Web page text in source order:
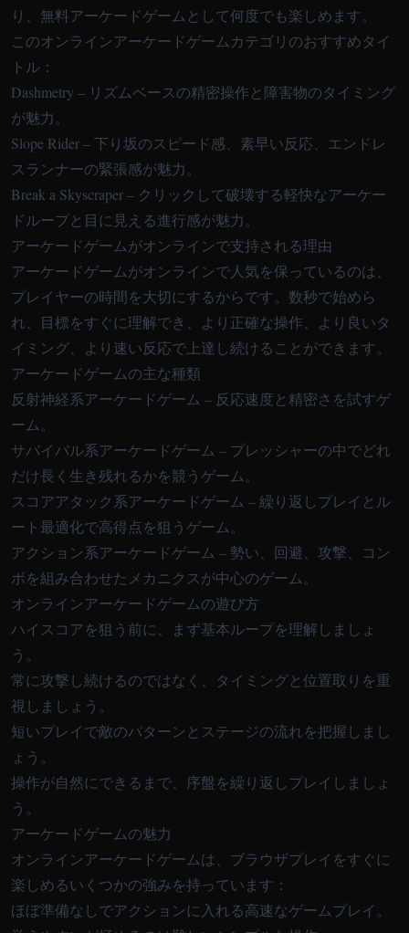
り、無料アーケードゲームとして何度でも楽しめます。
このオンラインアーケードゲームカテゴリのおすすめタイ
トル：
Dashmetry – リズムベースの精密操作と障害物のタイミング
が魅力。
Slope Rider– 下り坂のスピード感、素早い反応、エンドレ
スランナーの緊張感が魅力。
Break a Skyscraper– クリックして破壊する軽快なアーケー
ドループと目に見える進行感が魅力。
アーケードゲームがオンラインで支持される理由
アーケードゲームがオンラインで人気を保っているのは、
プレイヤーの時間を大切にするからです。数秒で始めら
れ、目標をすぐに理解でき、より正確な操作、より良いタ
イミング、より速い反応で上達し続けることができます。
アーケードゲームの主な種類
反射神経系アーケードゲーム – 反応速度と精密さを試すゲ
ーム。
サバイバル系アーケードゲーム – プレッシャーの中でどれ
だけ長く生き残れるかを競うゲーム。
スコアアタック系アーケードゲーム – 繰り返しプレイとル
ート最適化で高得点を狙うゲーム。
アクション系アーケードゲーム – 勢い、回避、攻撃、コン
ボを組み合わせたメカニクスが中心のゲーム。
オンラインアーケードゲームの遊び方
ハイスコアを狙う前に、まず基本ループを理解しましょ
う。
常に攻撃し続けるのではなく、タイミングと位置取りを重
視しましょう。
短いプレイで敵のパターンとステージの流れを把握しまし
ょう。
操作が自然にできるまで、序盤を繰り返しプレイしましょ
う。
アーケードゲームの魅力
オンラインアーケードゲームは、ブラウザプレイをすぐに
楽しめるいくつかの強みを持っています：
ほぼ準備なしでアクションに入れる高速なゲームプレイ。